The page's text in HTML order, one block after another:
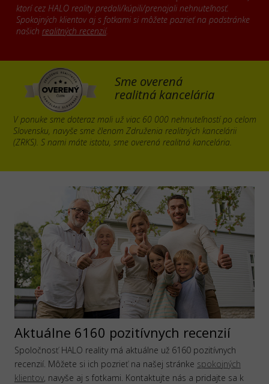
ktorí cez HALO reality predali/kúpili/prenajali nehnuteľnosť.
Spokojných klientov aj s fotkami si môžete pozrieť na podstránke
našich realitných recenzií.
Sme overená
realitná kancelária
V ponuke sme doteraz mali už viac 60 000 nehnuteľností po celom
Slovensku, navyše sme členom Združenia realitných kancelárii
(ZRKS). S nami máte istotu, sme overená realitná kancelária.
Aktuálne 6160 pozitívnych recenzií
Spoločnosť HALO reality má aktuálne už 6160 pozitívnych
recenzií. Môžete si ich pozrieť na našej stránke spokojných
klientov, navyše aj s fotkami. Kontaktujte nás a pridajte sa k